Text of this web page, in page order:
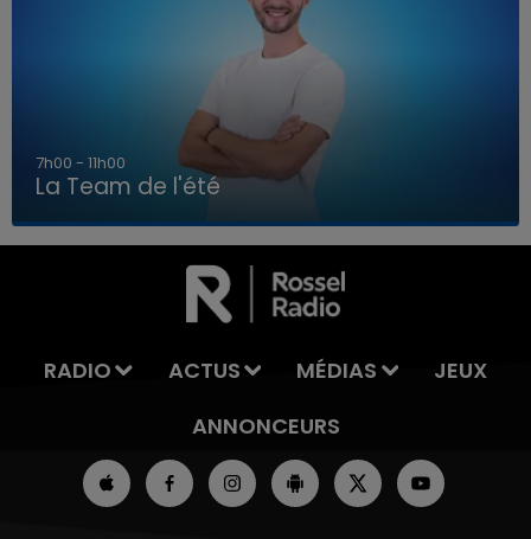
LA TEAM DE L'ÉTÉ
7h00 - 11h00
La Team de l'été
RADIO ACTUS MÉDIAS
JEUX
ANNONCEURS